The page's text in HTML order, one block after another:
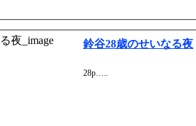
鈴谷28歳のせいなる夜
28p…..